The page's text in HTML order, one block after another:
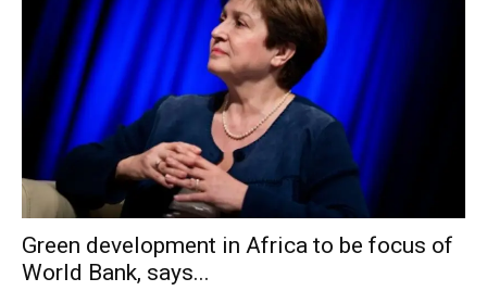
Green development in Africa to be focus of
World Bank, says...